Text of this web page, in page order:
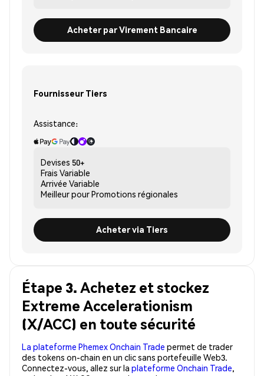
Acheter par Virement Bancaire
Fournisseur Tiers
Assistance:
Devises 50+
Frais Variable
Arrivée Variable
Meilleur pourPromotions régionales
Acheter via Tiers
Étape 3. Achetez et stockez
Extreme Accelerationism
(X/ACC) en toute sécurité
La plateforme Phemex Onchain Trade permet de trader
des tokens on-chain en un clic sans portefeuille Web3.
Connectez-vous, allez sur la plateforme Onchain Trade,